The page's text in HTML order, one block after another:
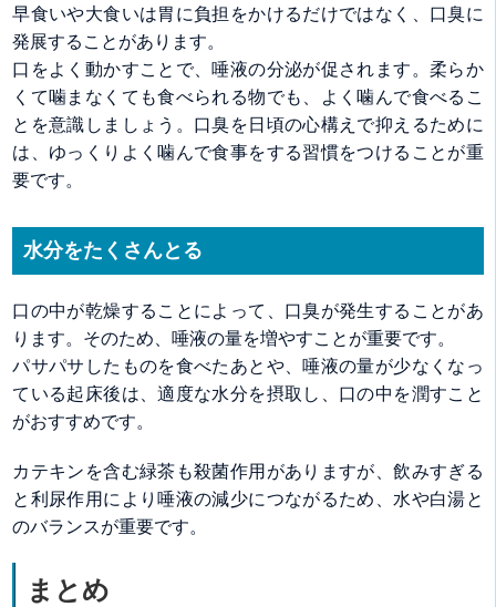
早食いや大食いは胃に負担をかけるだけではなく、口臭に
発展することがあります。
口をよく動かすことで、唾液の分泌が促されます。柔らか
くて噛まなくても食べられる物でも、よく噛んで食べるこ
とを意識しましょう。口臭を日頃の心構えで抑えるために
は、ゆっくりよく噛んで食事をする習慣をつけることが重
要です。
水分をたくさんとる
口の中が乾燥することによって、口臭が発生することがあ
ります。そのため、唾液の量を増やすことが重要です。
パサパサしたものを食べたあとや、唾液の量が少なくなっ
ている起床後は、適度な水分を摂取し、口の中を潤すこと
がおすすめです。
カテキンを含む緑茶も殺菌作用がありますが、飲みすぎる
と利尿作用により唾液の減少につながるため、水や白湯と
のバランスが重要です。
まとめ